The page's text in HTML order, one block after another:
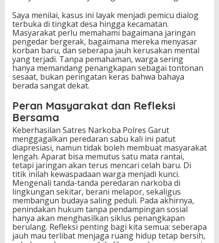
Saya menilai, kasus ini layak menjadi pemicu dialog
terbuka di tingkat desa hingga kecamatan.
Masyarakat perlu memahami bagaimana jaringan
pengedar bergerak, bagaimana mereka menyasar
korban baru, dan seberapa jauh kerusakan mental
yang terjadi. Tanpa pemahaman, warga sering
hanya memandang penangkapan sebagai tontonan
sesaat, bukan peringatan keras bahwa bahaya
berada sangat dekat.
Peran Masyarakat dan Refleksi
Bersama
Keberhasilan Satres Narkoba Polres Garut
menggagalkan peredaran sabu kali ini patut
diapresiasi, namun tidak boleh membuat masyarakat
lengah. Aparat bisa memutus satu mata rantai,
tetapi jaringan akan terus mencari celah baru. Di
titik inilah kewaspadaan warga menjadi kunci.
Mengenali tanda-tanda peredaran narkoba di
lingkungan sekitar, berani melapor, sekaligus
membangun budaya saling peduli. Pada akhirnya,
penindakan hukum tanpa pendampingan sosial
hanya akan menghasilkan siklus penangkapan
berulang. Refleksi penting bagi kita semua: seberapa
jauh mau terlibat menjaga ruang hidup tetap bersih,